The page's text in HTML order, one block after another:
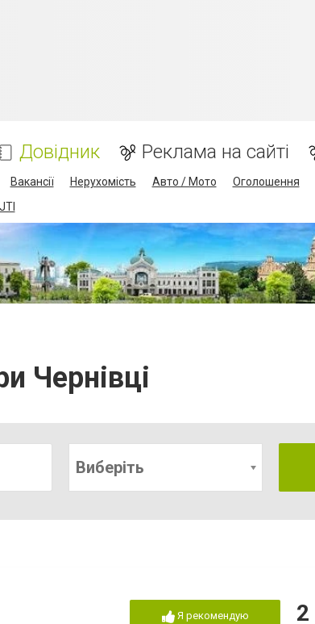
Довідник Реклама на сайті
Вакансії Нерухомість Авто / Мото Оголошення
Чернівці
Виберіть
Я рекомендую 2